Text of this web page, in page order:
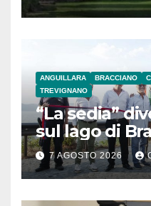
ANGUILLARA BRACCIANO
TREVIGNANO
“La sedia”
sul lago di
7 AGOSTO 2026